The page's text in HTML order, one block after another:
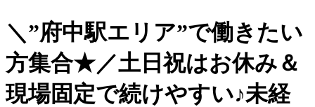
＼”府中駅エリア”で働きたい
方集合★／土日祝はお休み＆
現場固定で続けやすい♪未経